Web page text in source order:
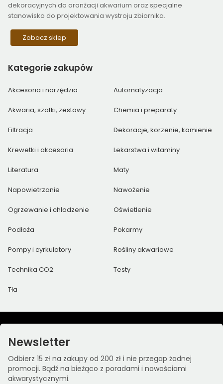
dekoracyjnych do aranżacji akwarium oraz specjalne
stanowisko do projektowania wystroju zbiornika.
Zobacz sklep
Kategorie zakupów
Akcesoria i narzędzia Automatyzacja
Akwaria, szafki, zestawy Chemia i preparaty
Filtracja Dekoracje, korzenie, kamienie
Krewetki i akcesoria Lekarstwa i witaminy
Literatura Maty
Napowietrzanie Nawożenie
Ogrzewanie i chłodzenie Oświetlenie
Podłoża Pokarmy
Pompy i cyrkulatory Rośliny akwariowe
Technika CO2 Testy
Tła
Newsletter
Odbierz 15 zł na zakupy od 200 zł i nie przegap żadnej
promocji. Bądź na bieżąco z poradami i nowościami
akwarystycznymi.